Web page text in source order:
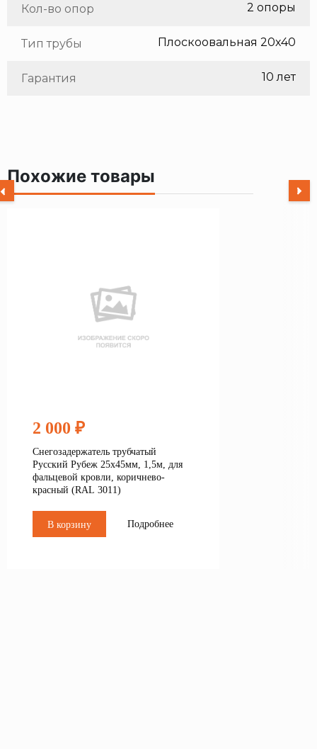
Кол-во опор 2 опоры
Тип трубы Плоскоовальная 20х40
Гарантия 10 лет
Похожие товары
2 000 ₽
Снегозадержатель трубчатый
Русский Рубеж 25х45мм, 1,5м, для
фальцевой кровли, коричнево-
красный (RAL 3011)
В корзину Подробнее